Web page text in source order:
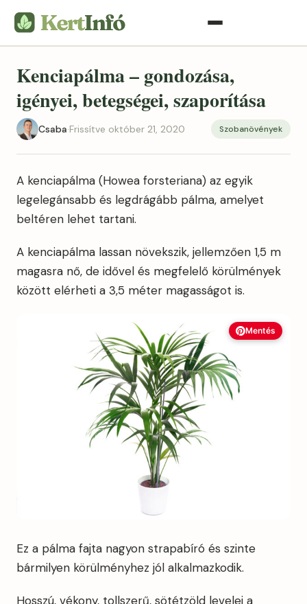
Kenciapálma – gondozása,
igényei, betegségei, szaporítása
Csaba·Frissítve október 21, 2020 Szobanövények
A kenciapálma (Howea forsteriana) az egyik
legelegánsabb és legdrágább pálma, amelyet
beltéren lehet tartani.
A kenciapálma lassan növekszik, jellemzően 1,5 m
magasra nő, de idővel és megfelelő körülmények
között elérheti a 3,5 méter magasságot is.
Mentés
Ez a pálma fajta nagyon strapabíró és szinte
bármilyen körülményhez jól alkalmazkodik.
Hosszú, vékony, tollszerű, sötétzöld levelei a